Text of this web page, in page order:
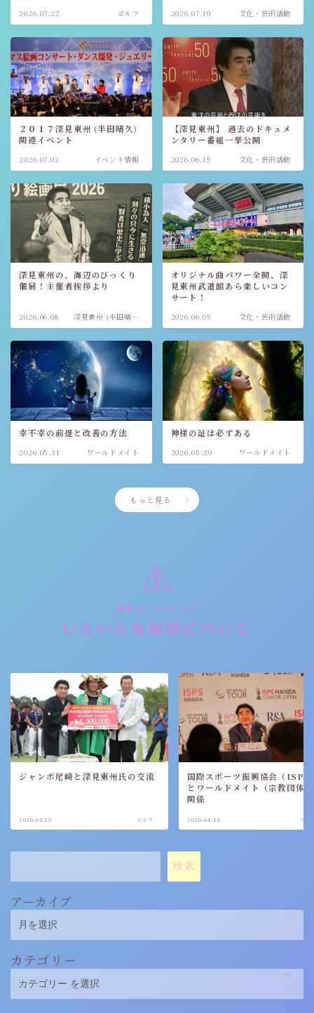
2026.07.22 ゴルフ 2026.07.10 文化・芸術活動
２０１７深見東州 (半田晴久)
関連イベント
2026.07.02 イベント情報
【深見東州】 過去のドキュメ
ンタリー番組一挙公開
2026.06.15 文化・芸術活動
深見東州の、海辺のびっくり
個展！主催者挨拶より
2026.06.08
深見東州 (半田晴
久)
オリジナル曲パワー全開、深
見東州武道館あら楽しいコン
サート！
2026.06.05 文化・芸術活動
幸不幸の前提と改善の方法
2026.05.31 ワールドメイト
神様の証は必ずある
2026.05.29 ワールドメイト
もっと見る
週刊誌・ネット上の
いろいろな疑問について
ジャンボ尾崎と深見東州氏の交流
2026.05.19 ゴルフ
国際スポーツ振興協会（ISPS
とワールドメイト（宗教団体
関係
2026.04.16 スポ
検索
アーカイブ
カテゴリー